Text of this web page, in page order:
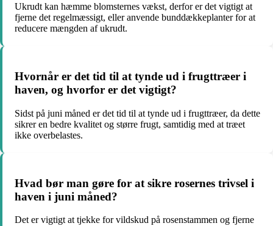
Ukrudt kan hæmme blomsternes vækst, derfor er det vigtigt at
fjerne det regelmæssigt, eller anvende bunddækkeplanter for at
reducere mængden af ukrudt.
Hvornår er det tid til at tynde ud i frugttræer i
haven, og hvorfor er det vigtigt?
Sidst på juni måned er det tid til at tynde ud i frugttræer, da dette
sikrer en bedre kvalitet og større frugt, samtidig med at træet
ikke overbelastes.
Hvad bør man gøre for at sikre rosernes trivsel i
haven i juni måned?
Det er vigtigt at tjekke for vildskud på rosenstammen og fjerne